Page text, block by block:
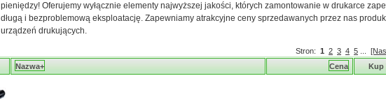
pieniędzy! Oferujemy wyłącznie elementy najwyższej jakości, których zamontowanie w drukarce
długą i bezproblemową eksploatację. Zapewniamy atrakcyjne ceny sprzedawanych przez nas
urządzeń drukujących.
Stron: 1 2 3 4 5
Nazwa+ Cena Kup